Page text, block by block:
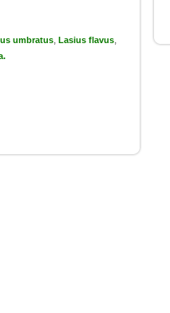
umbratus, Lasius flavus,